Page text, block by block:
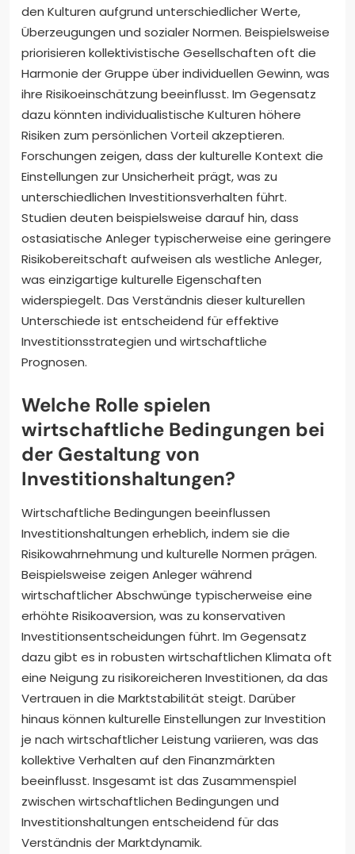
den Kulturen aufgrund unterschiedlicher Werte,
Überzeugungen und sozialer Normen. Beispielsweise
priorisieren kollektivistische Gesellschaften oft die
Harmonie der Gruppe über individuellen Gewinn, was
ihre Risikoeinschätzung beeinflusst. Im Gegensatz
dazu könnten individualistische Kulturen höhere
Risiken zum persönlichen Vorteil akzeptieren.
Forschungen zeigen, dass der kulturelle Kontext die
Einstellungen zur Unsicherheit prägt, was zu
unterschiedlichen Investitionsverhalten führt.
Studien deuten beispielsweise darauf hin, dass
ostasiatische Anleger typischerweise eine geringere
Risikobereitschaft aufweisen als westliche Anleger,
was einzigartige kulturelle Eigenschaften
widerspiegelt. Das Verständnis dieser kulturellen
Unterschiede ist entscheidend für effektive
Investitionsstrategien und wirtschaftliche
Prognosen.
Welche Rolle spielen
wirtschaftliche Bedingungen bei
der Gestaltung von
Investitionshaltungen?
Wirtschaftliche Bedingungen beeinflussen
Investitionshaltungen erheblich, indem sie die
Risikowahrnehmung und kulturelle Normen prägen.
Beispielsweise zeigen Anleger während
wirtschaftlicher Abschwünge typischerweise eine
erhöhte Risikoaversion, was zu konservativen
Investitionsentscheidungen führt. Im Gegensatz
dazu gibt es in robusten wirtschaftlichen Klimata oft
eine Neigung zu risikoreicheren Investitionen, da das
Vertrauen in die Marktstabilität steigt. Darüber
hinaus können kulturelle Einstellungen zur Investition
je nach wirtschaftlicher Leistung variieren, was das
kollektive Verhalten auf den Finanzmärkten
beeinflusst. Insgesamt ist das Zusammenspiel
zwischen wirtschaftlichen Bedingungen und
Investitionshaltungen entscheidend für das
Verständnis der Marktdynamik.